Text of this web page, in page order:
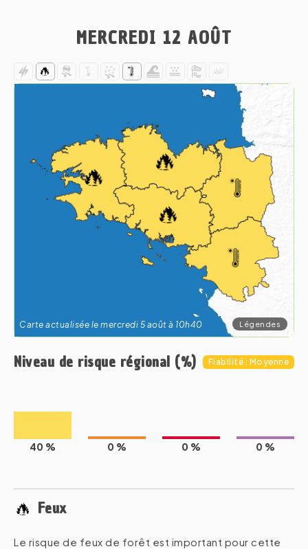
MERCREDI 12 AOÛT
Carte actualisée le mercredi 5 août à 10h40 Légendes
Niveau de risque régional (%) Fiabilité : Moyenne
40 % 0 % 0 % 0 %
Feux
Le risque de feux de forêt est important pour cette